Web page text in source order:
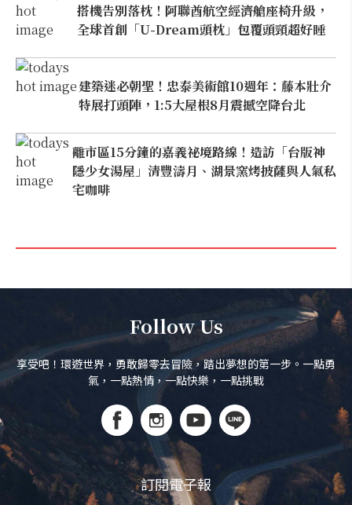
搭機告別落枕！阿聯酋航空經濟艙座椅升級，
全球首創「U-Dream頭枕」包覆頭頸超好睡
建築迷必朝聖！忠泰美術館10週年：藤本壯介
特展打頭陣，1:5大屋根8月震撼空降台北
離市區15分鐘的嘉義祕境路線！造訪「台版神
隱少女湯屋」清豐濤月、湖景窯烤披薩與人氣私
宅咖啡
Follow Us
享受吧！環遊世界，勇敢歸零去冒險，踏出夢想的第一步。一點勇
氣，一點熱情，一點快樂，一點挑戰
訂閱電子報